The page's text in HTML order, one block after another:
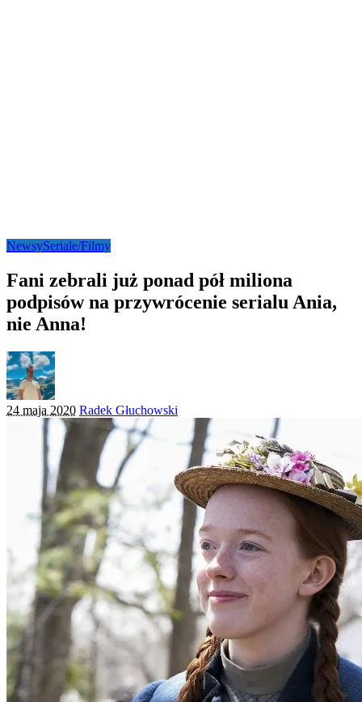
NewsySeriale/Filmy
Fani zebrali już ponad pół miliona
podpisów na przywrócenie serialu Ania,
nie Anna!
24 maja 2020 Posted
by
Radek Głuchowski